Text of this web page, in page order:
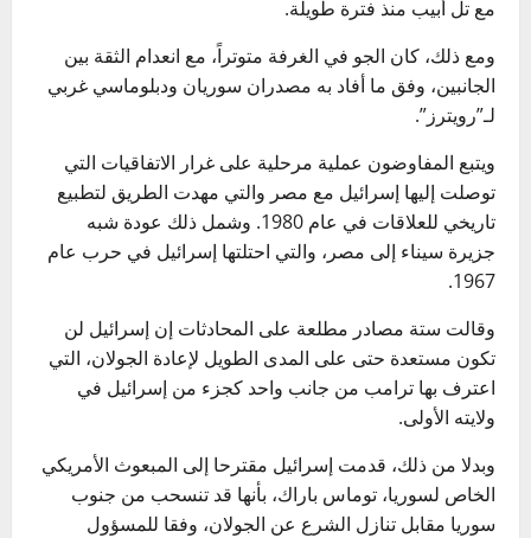
مع تل أبيب منذ فترة طويلة.
ومع ذلك، كان الجو في الغرفة متوتراً، مع انعدام الثقة بين
الجانبين، وفق ما أفاد به مصدران سوريان ودبلوماسي غربي
لـ”رويترز”.
ويتبع المفاوضون عملية مرحلية على غرار الاتفاقيات التي
توصلت إليها إسرائيل مع مصر والتي مهدت الطريق لتطبيع
تاريخي للعلاقات في عام 1980. وشمل ذلك عودة شبه
جزيرة سيناء إلى مصر، والتي احتلتها إسرائيل في حرب عام
1967.
وقالت ستة مصادر مطلعة على المحادثات إن إسرائيل لن
تكون مستعدة حتى على المدى الطويل لإعادة الجولان، التي
اعترف بها ترامب من جانب واحد كجزء من إسرائيل في
ولايته الأولى.
وبدلا من ذلك، قدمت إسرائيل مقترحا إلى المبعوث الأمريكي
الخاص لسوريا، توماس باراك، بأنها قد تنسحب من جنوب
سوريا مقابل تنازل الشرع عن الجولان، وفقا للمسؤول